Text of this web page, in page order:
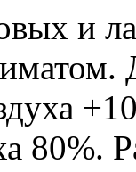
и
80%.